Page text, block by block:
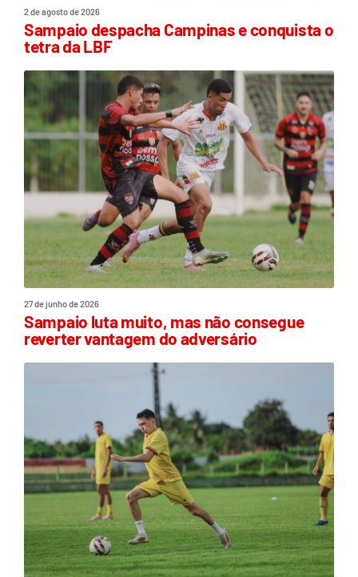
2 de agosto de 2026
Sampaio despacha Campinas e conquista o
tetra da LBF
27 de junho de 2026
Sampaio luta muito, mas não consegue
reverter vantagem do adversário